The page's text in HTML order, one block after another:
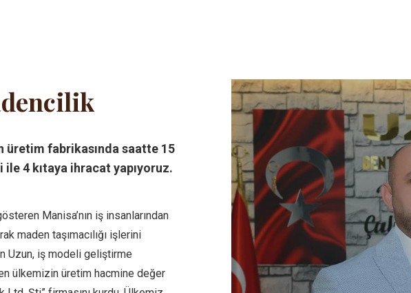
üretim fabrikasında saatte 15
4 kıtaya ihracat yapıyoruz.
Manisa’nın iş insanlarından
maden taşımacılığı işlerini
Uzun, iş modeli geliştirme
ülkemizin üretim hacmine değer